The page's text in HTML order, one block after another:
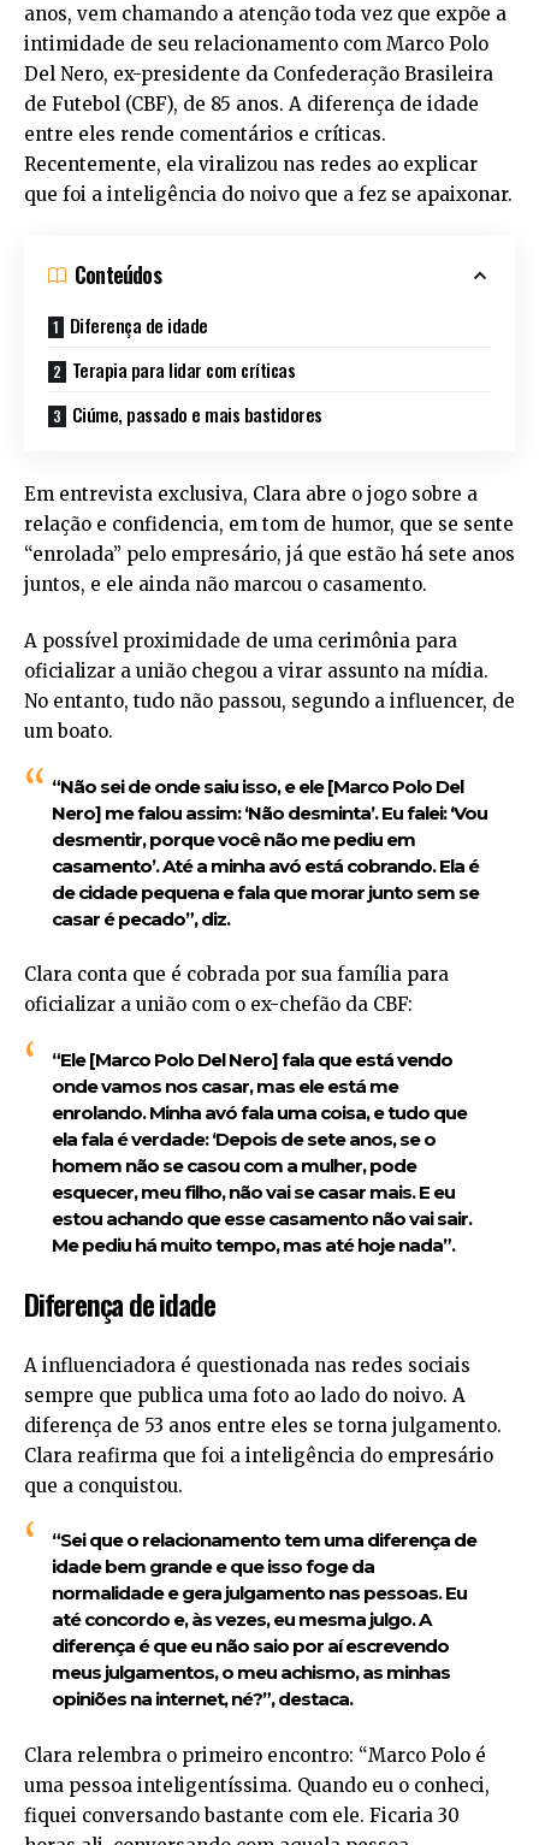
anos, vem chamando a atenção toda vez que expõe a
intimidade de seu relacionamento com Marco Polo
Del Nero, ex-presidente da Confederação Brasileira
de Futebol (CBF), de 85 anos. A diferença de idade
entre eles rende comentários e críticas.
Recentemente, ela viralizou nas redes ao explicar
que foi a inteligência do noivo que a fez se apaixonar.
Conteúdos
Diferença de idade
Terapia para lidar com críticas
Ciúme, passado e mais bastidores
Em entrevista exclusiva, Clara abre o jogo sobre a
relação e confidencia, em tom de humor, que se sente
“enrolada” pelo empresário, já que estão há sete anos
juntos, e ele ainda não marcou o casamento.
A possível proximidade de uma cerimônia para
oficializar a união chegou a virar assunto na mídia.
No entanto, tudo não passou, segundo a influencer, de
um boato.
“Não sei de onde saiu isso, e ele [Marco Polo Del
Nero] me falou assim: ‘Não desminta’. Eu falei: ‘Vou
desmentir, porque você não me pediu em
casamento’. Até a minha avó está cobrando. Ela é
de cidade pequena e fala que morar junto sem se
casar é pecado”, diz.
Clara conta que é cobrada por sua família para
oficializar a união com o ex-chefão da CBF:
“Ele [Marco Polo Del Nero] fala que está vendo
onde vamos nos casar, mas ele está me
enrolando. Minha avó fala uma coisa, e tudo que
ela fala é verdade: ‘Depois de sete anos, se o
homem não se casou com a mulher, pode
esquecer, meu filho, não vai se casar mais. E eu
estou achando que esse casamento não vai sair.
Me pediu há muito tempo, mas até hoje nada”.
Diferença de idade
A influenciadora é questionada nas redes sociais
sempre que publica uma foto ao lado do noivo. A
diferença de 53 anos entre eles se torna julgamento.
Clara reafirma que foi a inteligência do empresário
que a conquistou.
“Sei que o relacionamento tem uma diferença de
idade bem grande e que isso foge da
normalidade e gera julgamento nas pessoas. Eu
até concordo e, às vezes, eu mesma julgo. A
diferença é que eu não saio por aí escrevendo
meus julgamentos, o meu achismo, as minhas
opiniões na internet, né?”, destaca.
Clara relembra o primeiro encontro: “Marco Polo é
uma pessoa inteligentíssima. Quando eu o conheci,
fiquei conversando bastante com ele. Ficaria 30